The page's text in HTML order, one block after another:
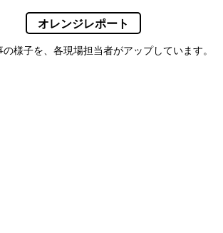
オレンジレポート
様子を、各現場担当者がアップしています。